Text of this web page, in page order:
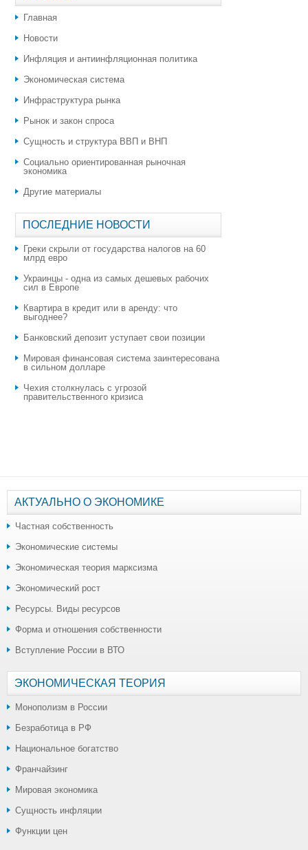
Главная
Новости
Инфляция и антиинфляционная политика
Экономическая система
Инфраструктура рынка
Рынок и закон спроса
Сущность и структура ВВП и ВНП
Социально ориентированная рыночная
экономика
Другие материалы
ПОСЛЕДНИЕ НОВОСТИ
Греки скрыли от государства налогов на 60
млрд евро
Украинцы - одна из самых дешевых рабочих
сил в Европе
Квартира в кредит или в аренду: что
выгоднее?
​Банковский депозит уступает свои позиции
Мировая финансовая система заинтересована
в сильном долларе
Чехия столкнулась с угрозой
правительственного кризиса
АКТУАЛЬНО О ЭКОНОМИКЕ
Частная собственность
Экономические системы
Экономическая теория марксизма
Экономический рост
Ресурсы. Виды ресурсов
Форма и отношения собственности
Вступление России в ВТО
ЭКОНОМИЧЕСКАЯ ТЕОРИЯ
Монополизм в России
Безработица в РФ
Национальное богатство
Франчайзинг
Мировая экономика
Сущность инфляции
Функции цен